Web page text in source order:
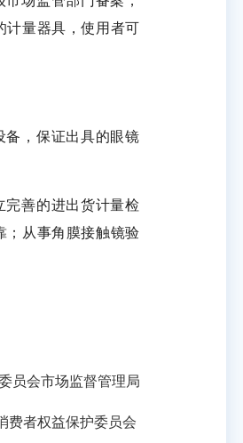
计量器具，使用者可
备，保证出具的眼镜
善的进出货计量检
；从事角膜接触镜验
员会市场监督管理局
费者权益保护委员会